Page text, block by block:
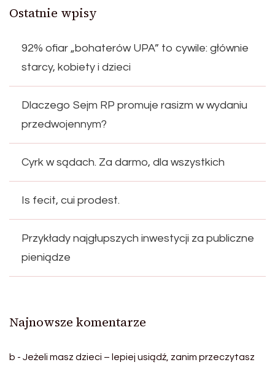
Ostatnie wpisy
92% ofiar „bohaterów UPA” to cywile: głównie
starcy, kobiety i dzieci
Dlaczego Sejm RP promuje rasizm w wydaniu
przedwojennym?
Cyrk w sądach. Za darmo, dla wszystkich
Is fecit, cui prodest.
Przykłady najgłupszych inwestycji za publiczne
pieniądze
Najnowsze komentarze
b - Jeżeli masz dzieci – lepiej usiądź, zanim przeczytasz